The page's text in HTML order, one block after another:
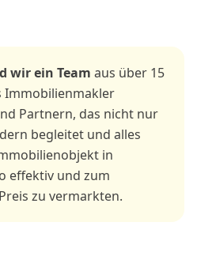
wir ein Team aus über 15
Immobilienmakler
Partnern, das nicht nur
begleitet und alles
in
effektiv und zum
zu vermarkten.